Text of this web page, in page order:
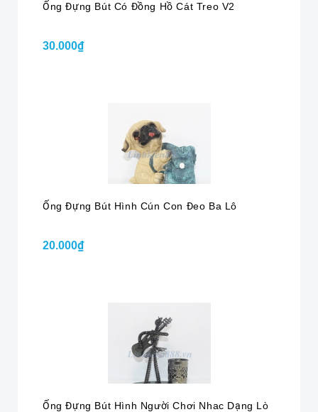
Ống Đựng Bút Có Đồng Hồ Cát Treo V2
30.000₫
Ống Đựng Bút Hình Cún Con Đeo Ba Lô
20.000₫
Ống Đựng Bút Hình Người Chơi Nhac Dạng Lò